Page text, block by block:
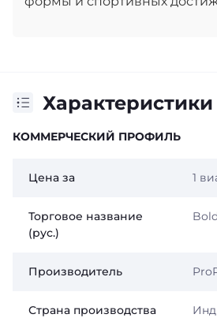
Характеристики
КОММЕРЧЕСКИЙ ПРОФИЛЬ
Цена за 1
Торговое название
(рус.)
Производитель
Страна производства